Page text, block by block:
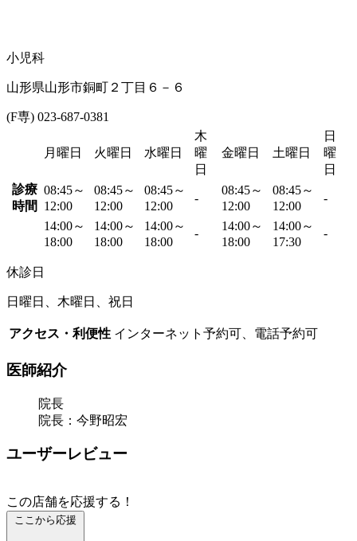
小児科
山形県山形市銅町２丁目６－６
(F専) 023-687-0381
月曜日 火曜日 水曜日
木
曜
日
金曜日 土曜日
日
曜
日
診療
時間
08:45～
12:00
08:45～
12:00
08:45～
12:00
-
08:45～
12:00
08:45～
12:00
-
14:00～
18:00
14:00～
18:00
14:00～
18:00
-
14:00～
18:00
14:00～
17:30
-
休診日
日曜日、木曜日、祝日
アクセス・利便性 インターネット予約可、電話予約可
医師紹介
院長
院長：今野昭宏
ユーザーレビュー
この店舗を応援する！
ここから応援